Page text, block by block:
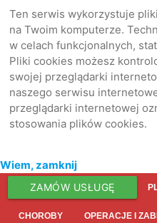
Ten serwis wykorzystuje
na Twoim komputerze.
w celach funkcjonalnych,
Pliki cookies możesz
swojej przeglądarki
naszego serwisu
przeglądarki internetowej
stosowania plików cookies.
Wiem, zamknij
ZAMÓW USŁUGĘ
CHOROBY OPERACJE I